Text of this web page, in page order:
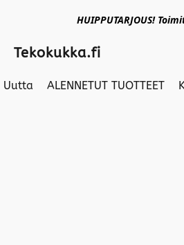
HUIPPUTARJOUS!
Tekokukka.fi
Uutta ALENNETUT TUOTTEET